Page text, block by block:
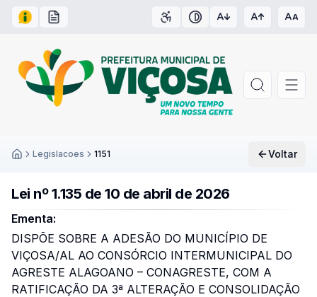
Acesso à Informação
Carta de Serviços Acessibilidade
Contraste
Legislacoes 1151 Voltar
Lei nº 1.135 de 10 de abril de 2026
Ementa:
DISPÕE SOBRE A ADESÃO DO MUNICÍPIO DE
VIÇOSA/AL AO CONSÓRCIO INTERMUNICIPAL DO
AGRESTE ALAGOANO – CONAGRESTE, COM A
RATIFICAÇÃO DA 3ª ALTERAÇÃO E CONSOLIDAÇÃO